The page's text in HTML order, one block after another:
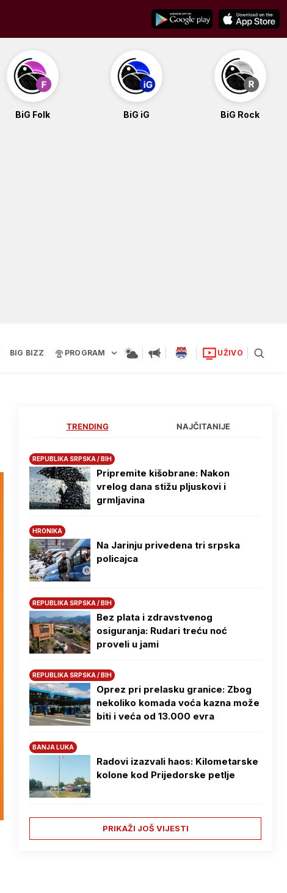
BiG Folk BiG iG BiG Rock
BIG BIZZ PROGRAM UŽIVO
TRENDING NAJČITANIJE
REPUBLIKA SRPSKA / BIH
Pripremite kišobrane: Nakon
vrelog dana stižu pljuskovi i
grmljavina
HRONIKA
Na Јarinju privedena tri srpska
policajca
REPUBLIKA SRPSKA / BIH
Bez plata i zdravstvenog
osiguranja: Rudari treću noć
proveli u jami
REPUBLIKA SRPSKA / BIH
Oprez pri prelasku granice: Zbog
nekoliko komada voća kazna može
biti i veća od 13.000 evra
BANJA LUKA
Radovi izazvali haos: Kilometarske
kolone kod Prijedorske petlje
PRIKAŽI JOŠ VIJESTI